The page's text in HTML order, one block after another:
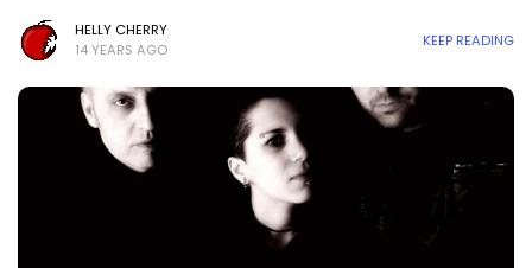
HELLY CHERRY
14 YEARS AGO
KEEP READING